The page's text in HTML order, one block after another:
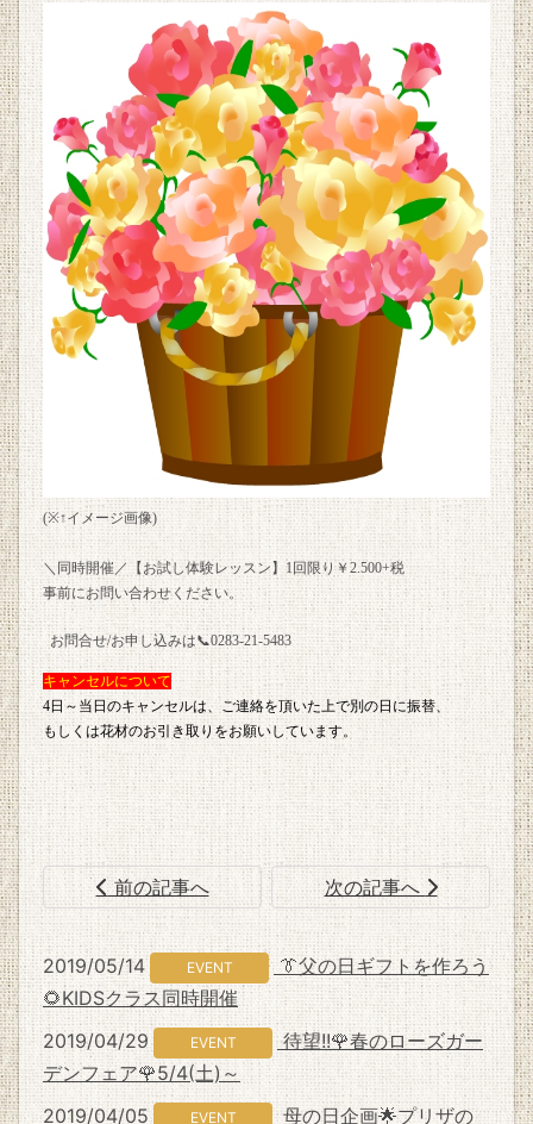
(※↑イメージ画像)
＼同時開催／【お試し体験レッスン】1回限り￥2.500+税
事前にお問い合わせください。
お問合せ/お申し込みは📞0283-21-5483
キャンセルについて
4日～当日のキャンセルは、ご連絡を頂いた上で別の日に振替、
もしくは花材のお引き取りをお願いしています。
前の記事へ 次の記事へ
2019/05/14 EVENT
👔父の日ギフトを作ろう
🌻KIDSクラス同時開催
2019/04/29
EVENT
待望!!🌹春のローズガー
デンフェア🌹5/4(土)～
2019/04/05
EVENT
母の日企画🌟プリザの